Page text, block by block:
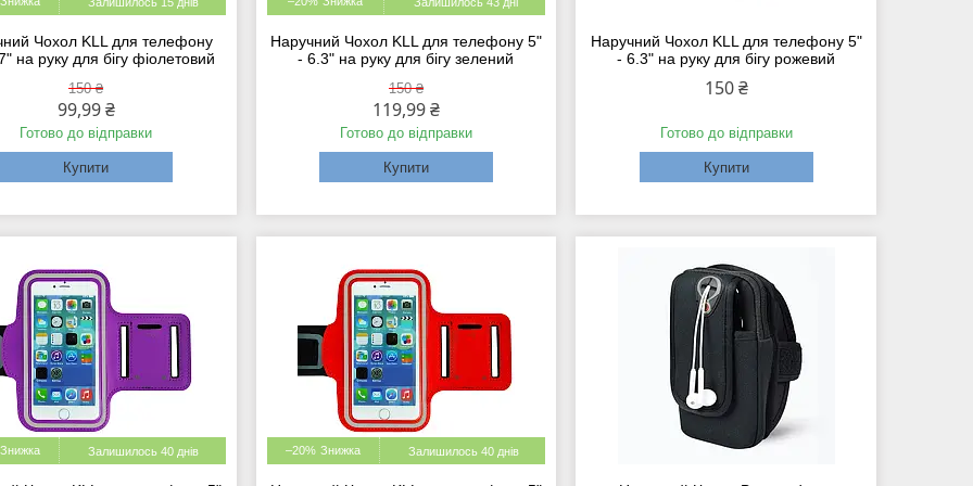
Чохол KLL для телефону
на руку для бігу фіолетовий
150 ₴
99,99 ₴
Готово до відправки
Купити
Наручний Чохол KLL для телефону 5"
- 6.3" на руку для бігу зелений
150 ₴
119,99 ₴
Готово до відправки
Купити
Наручний Чохол KLL для телефону 5"
- 6.3" на руку для бігу рожевий
150 ₴
Готово до відправки
Купити
Залишилось 40 днів –20% Залишилось 40 днів